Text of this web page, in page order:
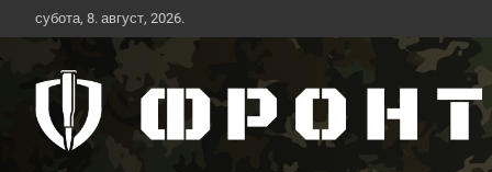
Скип
то
субота, 8. август, 2026.